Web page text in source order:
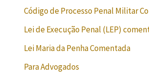
Código de Processo Penal Militar
Lei de Execução Penal (LEP)
Lei Maria da Penha Comentada
Para Advogados